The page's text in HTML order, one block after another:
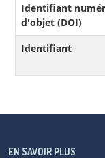
Identifiant
d'objet (DOI)
Identifiant
EN SAVOIR PLUS